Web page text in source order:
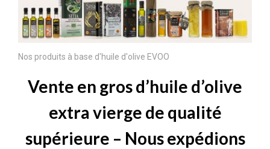
Nos produits à base d'huile d'olive EVOO
Vente en gros d’huile d’olive
extra vierge de qualité
supérieure – Nous expédions